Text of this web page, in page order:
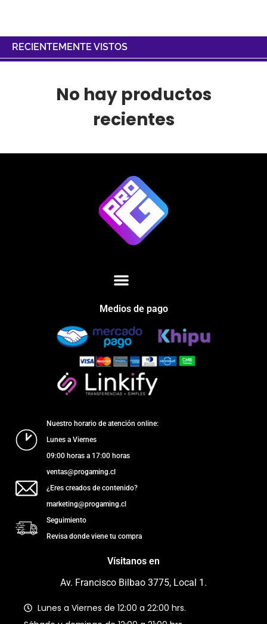
RECIENTEMENTE VISTOS
No hay productos
recientes
Medios de pago
Nuestro horario de atención online:
Lunes a Viernes
09:00 horas a 17:00 horas
ventas@progaming.cl
¿Eres creados de contenido?
marketing@progaming.cl
Seguimiento
Revisa donde viene tu compra
Vísitanos en
Av. Francisco Bilbao 3775, Local 1.
Lunes a Viernes de 12:00 a 22:00 hrs.